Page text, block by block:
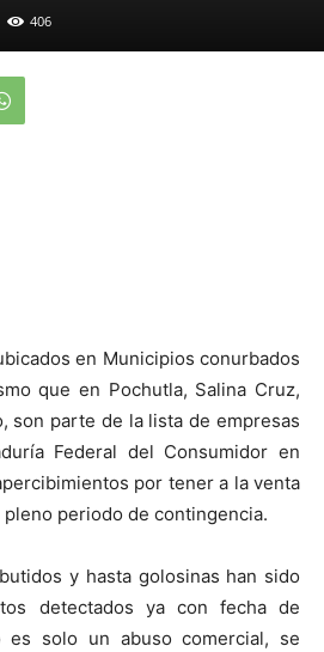
406
en Municipios conurbados
que en Pochutla, Salina Cruz,
son parte de la lista de empresas
Federal del Consumidor en
por tener a la venta
periodo de contingencia.
y hasta golosinas han sido
detectados ya con fecha de
es solo un abuso comercial, se